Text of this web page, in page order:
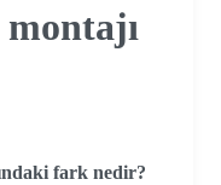
fark nedir?